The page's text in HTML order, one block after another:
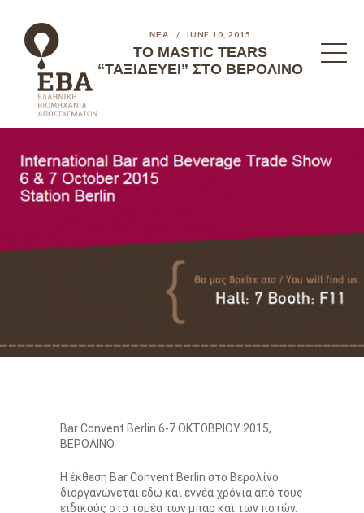
ΝΈΑ JUNE 10, 2015
ΤΟ MASTIC TEARS
“ΤΑΞΙΔΕΥΕΙ” ΣΤΟ ΒΕΡΟΛΙΝΟ
Bar Convent Berlin 6-7 ΟΚΤΩΒΡΙΟΥ 2015,
ΒΕΡΟΛΙΝΟ
Η έκθεση Bar Convent Berlin στο Βερολίνο
διοργανώνεται εδώ και εννέα χρόνια από τους
ειδικούς στο τομέα των μπαρ και των ποτών.